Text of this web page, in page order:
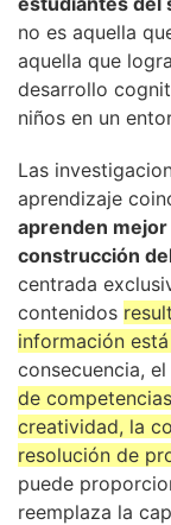
no es aquella
aquella que
desarrollo
niños en un
Las
aprendizaje
aprenden
construcción
centrada
contenidos
información
consecuencia,
de
creatividad, la
resolución de
puede
reemplaza la